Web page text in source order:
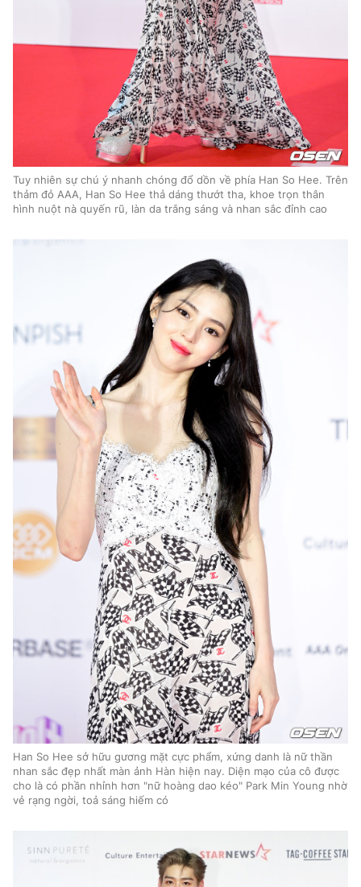
Tuy nhiên sự chú ý nhanh chóng đổ dồn về phía Han So Hee. Trên
thảm đỏ AAA, Han So Hee thả dáng thướt tha, khoe trọn thân
hình nuột nà quyến rũ, làn da trắng sáng và nhan sắc đỉnh cao
Han So Hee sở hữu gương mặt cực phẩm, xứng danh là nữ thần
nhan sắc đẹp nhất màn ảnh Hàn hiện nay. Diện mạo của cô được
cho là có phần nhỉnh hơn "nữ hoàng dao kéo" Park Min Young nhờ
vẻ rạng ngời, toả sáng hiếm có